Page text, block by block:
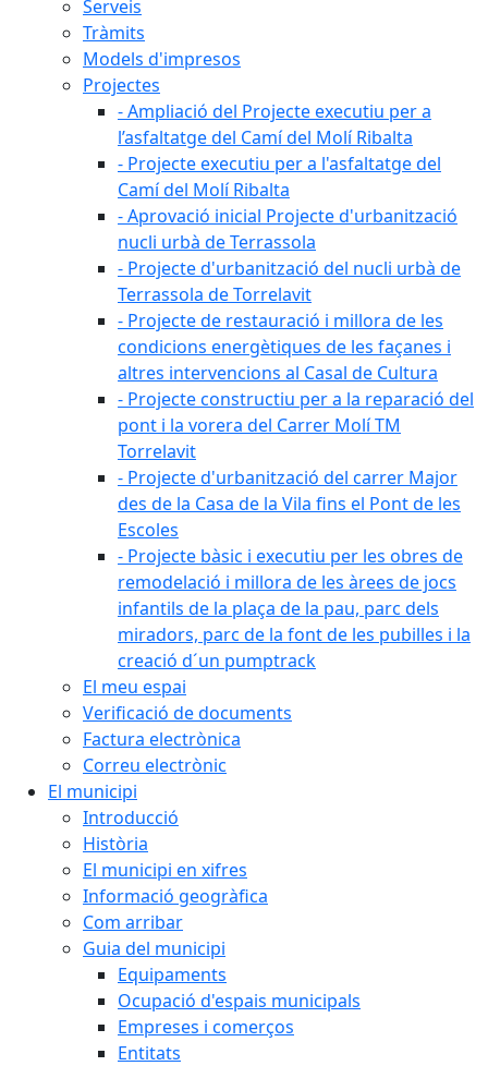
Serveis
Tràmits
Models d'impresos
Projectes
- Ampliació del Projecte executiu per a
l’asfaltatge del Camí del Molí Ribalta
- Projecte executiu per a l'asfaltatge del
Camí del Molí Ribalta
- Aprovació inicial Projecte d'urbanització
nucli urbà de Terrassola
- Projecte d'urbanització del nucli urbà de
Terrassola de Torrelavit
- Projecte de restauració i millora de les
condicions energètiques de les façanes i
altres intervencions al Casal de Cultura
- Projecte constructiu per a la reparació del
pont i la vorera del Carrer Molí TM
Torrelavit
- Projecte d'urbanització del carrer Major
des de la Casa de la Vila fins el Pont de les
Escoles
- Projecte bàsic i executiu per les obres de
remodelació i millora de les àrees de jocs
infantils de la plaça de la pau, parc dels
miradors, parc de la font de les pubilles i la
creació d´un pumptrack
El meu espai
Verificació de documents
Factura electrònica
Correu electrònic
El municipi
Introducció
Història
El municipi en xifres
Informació geogràfica
Com arribar
Guia del municipi
Equipaments
Ocupació d'espais municipals
Empreses i comerços
Entitats